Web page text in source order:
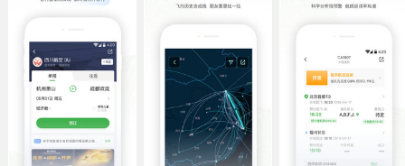
183款应用
437款应用
184款应用
新闻阅读
43款应用
金融理财
54款应用
媒体影音
599款应用
系统工具
643款应用
健康医疗
53款应用
ai工具
334款应用